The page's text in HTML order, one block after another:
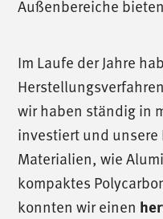
Außenbereiche
Im Laufe der Jahre
wir haben ständig in
investiert und
Materialien, wie
kompaktes
konnten wir einen